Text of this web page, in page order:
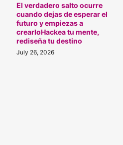
El verdadero salto ocurre
cuando dejas de esperar el
futuro y empiezas a
crearloHackea tu mente,
rediseña tu destino
July 26, 2026